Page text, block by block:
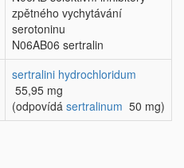
zpětného vychytávání
serotoninu
N06AB06 sertralin
sertralini hydrochloridum
55,95 mg
(odpovídá sertralinum 50 mg)